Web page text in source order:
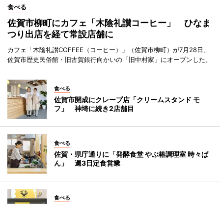
食べる
佐賀市柳町にカフェ「木陰礼讃コーヒー」 ひなま
つり出店を経て常設店舗に
カフェ「木陰礼讃COFFEE（コーヒー）」（佐賀市柳町）が7月28日、
佐賀市歴史民俗館・旧古賀銀行向かいの「旧中村家」にオープンした。
食べる
佐賀市開成にクレープ店「クリームスタンド モ
フ」 神埼に続き2店舗目
食べる
佐賀・県庁通りに「発酵食堂 やぶ椿調理室 時々ぱ
ん」 週3日定食営業
食べる